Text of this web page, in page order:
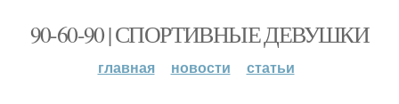
90-60-90 | СПОРТИВНЫЕ ДЕВУШКИ
главная новости статьи